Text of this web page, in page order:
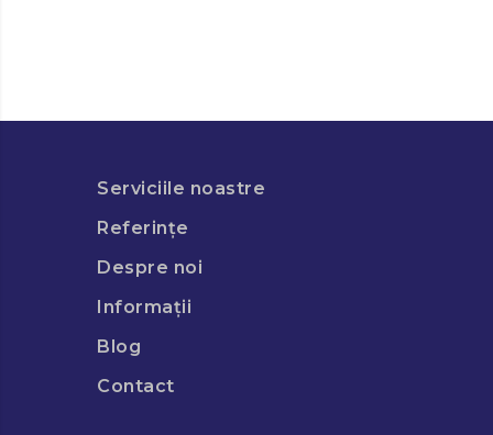
Serviciile noastre
Referințe
Despre noi
Informații
Blog
Contact